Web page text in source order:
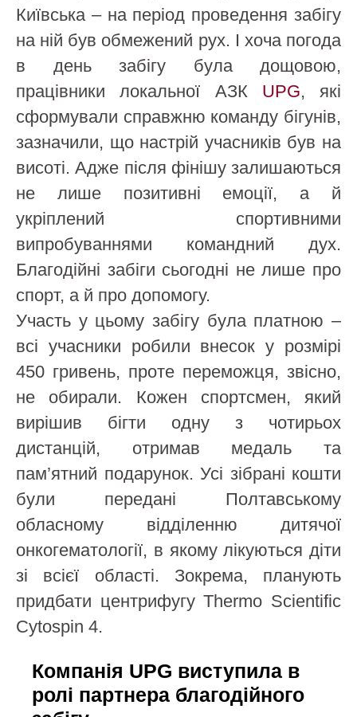
Київська – на період проведення забігу
на ній був обмежений рух. І хоча погода
в день забігу була дощовою,
працівники локальної АЗК UPG, які
сформували справжню команду бігунів,
зазначили, що настрій учасників був на
висоті. Адже після фінішу залишаються
не лише позитивні емоції, а й
укріплений спортивними
випробуваннями командний дух.
Благодійні забіги сьогодні не лише про
спорт, а й про допомогу.
Участь у цьому забігу була платною –
всі учасники робили внесок у розмірі
450 гривень, проте переможця, звісно,
не обирали. Кожен спортсмен, який
вирішив бігти одну з чотирьох
дистанцій, отримав медаль та
пам’ятний подарунок. Усі зібрані кошти
були передані Полтавському
обласному відділенню дитячої
онкогематології, в якому лікуються діти
зі всієї області. Зокрема, планують
придбати центрифугу Thermo Scientific
Cytospin 4.
Компанія UPG виступила в
ролі партнера благодійного